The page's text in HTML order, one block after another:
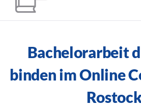
Bachelorarbeit
binden im Online